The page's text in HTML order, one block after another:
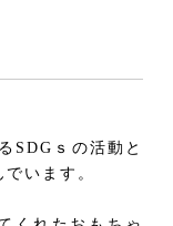
SDG ｓの活動と
います。